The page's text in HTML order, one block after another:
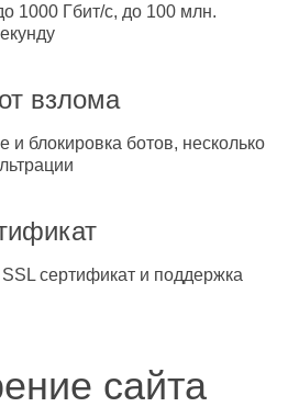
1000 Гбит/с, до 100 млн.
взлома
и блокировка ботов, несколько
сертификат и поддержка
сайта